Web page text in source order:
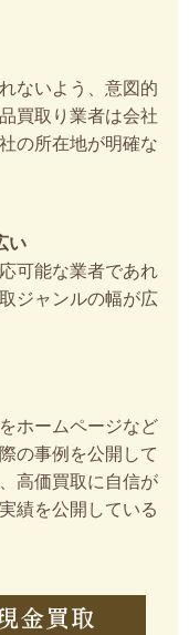
ないよう、意図的
買取り業者は会社
の所在地が明確な
い
可能な業者であれ
ジャンルの幅が広
ホームページなど
の事例を公開して
高価買取に自信が
績を公開している